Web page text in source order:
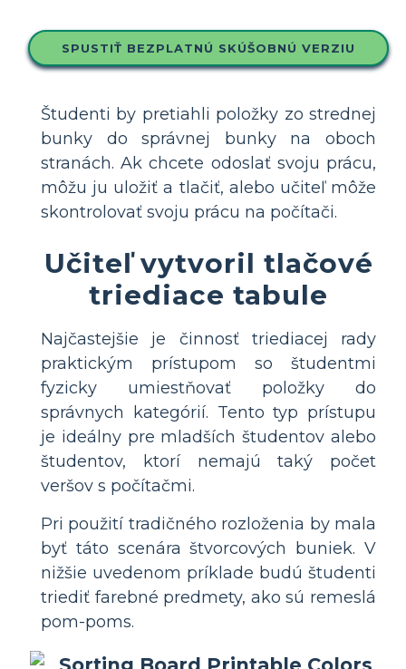
SPUSTIŤ BEZPLATNÚ SKÚŠOBNÚ VERZIU
Študenti by pretiahli položky zo strednej
bunky do správnej bunky na oboch
stranách. Ak chcete odoslať svoju prácu,
môžu ju uložiť a tlačiť, alebo učiteľ môže
skontrolovať svoju prácu na počítači.
Učiteľ vytvoril tlačové
triediace tabule
Najčastejšie je činnosť triediacej rady
praktickým prístupom so študentmi
fyzicky umiestňovať položky do
správnych kategórií. Tento typ prístupu
je ideálny pre mladších študentov alebo
študentov, ktorí nemajú taký počet
veršov s počítačmi.
Pri použití tradičného rozloženia by mala
byť táto scenára štvorcových buniek. V
nižšie uvedenom príklade budú študenti
triediť farebné predmety, ako sú remeslá
pom-poms.